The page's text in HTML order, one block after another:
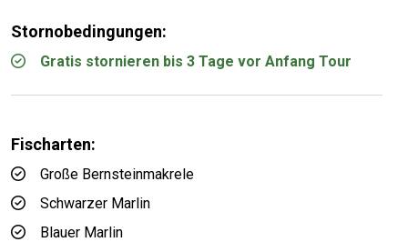
Stornobedingungen:
Gratis stornieren bis 3 Tage vor Anfang Tour
Fischarten:
Große Bernsteinmakrele
Schwarzer Marlin
Blauer Marlin